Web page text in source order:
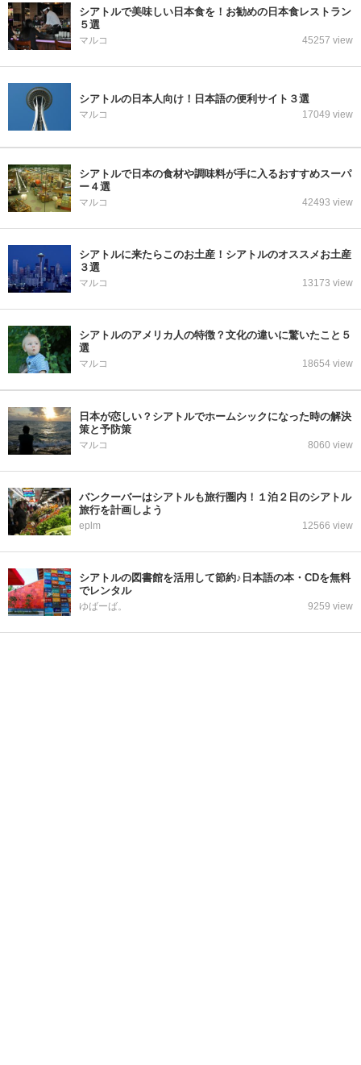
シアトルで美味しい日本食を！お勧めの日本食レストラン
５選
マルコ 45257 view
シアトルの日本人向け！日本語の便利サイト３選
マルコ 17049 view
シアトルで日本の食材や調味料が手に入るおすすめスーパ
ー４選
マルコ 42493 view
シアトルに来たらこのお土産！シアトルのオススメお土産
３選
マルコ 13173 view
シアトルのアメリカ人の特徴？文化の違いに驚いたこと５
選
マルコ 18654 view
日本が恋しい？シアトルでホームシックになった時の解決
策と予防策
マルコ 8060 view
バンクーバーはシアトルも旅行圏内！１泊２日のシアトル
旅行を計画しよう
eplm 12566 view
シアトルの図書館を活用して節約♪日本語の本・CDを無料
でレンタル
ゆばーば。 9259 view